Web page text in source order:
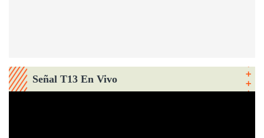
Señal T13 En Vivo